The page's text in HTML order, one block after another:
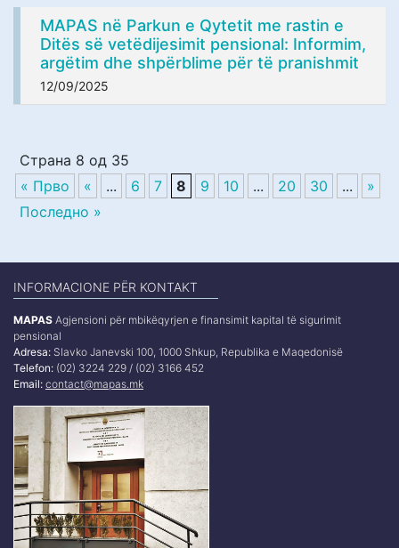
MAPAS në Parkun e Qytetit me rastin e
Ditës së vetëdijesimit pensional: Informim,
argëtim dhe shpërblime për të pranishmit
12/09/2025
Страна 8 од 35
« Прво
« ... 6 7 8 9 10 ... 20 30 ...
»
Последно »
INFORMACIONE PËR KONTAKT
MAPAS Agjensioni për mbikëqyrjen e finansimit kapital të sigurimit
pensional
Adresa: Slavko Janevski 100, 1000 Shkup, Republika e Maqedonisë
Telefon: (02) 3224 229 / (02) 3166 452
Email: contact@mapas.mk